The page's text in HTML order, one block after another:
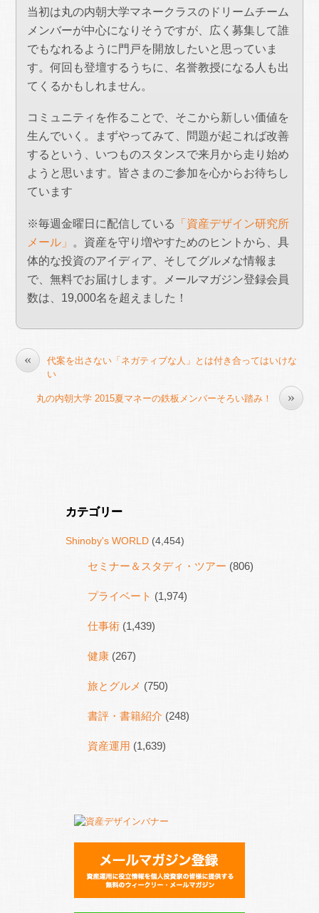
当初は丸の内朝大学マネークラスのドリームチーム
メンバーが中心になりそうですが、広く募集して誰
でもなれるように門戸を開放したいと思っていま
す。何回も登壇するうちに、名誉教授になる人も出
てくるかもしれません。
コミュニティを作ることで、そこから新しい価値を
生んでいく。まずやってみて、問題が起これば改善
するという、いつものスタンスで来月から走り始め
ようと思います。皆さまのご参加を心からお待ちし
ています
※毎週金曜日に配信している
「資産デザイン研究所
メール」 。資産を守り増やすためのヒントから、具
体的な投資のアイディア、そしてグルメな情報ま
で、無料でお届けします。メールマガジン登録会員
数は、19,000名を超えました！
«
代案を出さない「ネガティブな人」とは付き合ってはいけな
い
»
丸の内朝大学 2015夏マネーの鉄板メンバーそろい踏み！
カテゴリー
Shinoby's WORLD(4,454)
セミナー＆スタディ・ツアー (806)
プライベート (1,974)
仕事術(1,439)
健康(267)
旅とグルメ (750)
書評・書籍紹介 (248)
資産運用 (1,639)